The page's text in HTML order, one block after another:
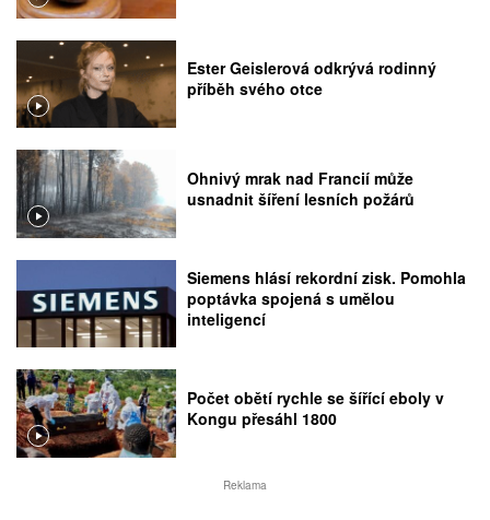
Ester Geislerová odkrývá rodinný
příběh svého otce
Ohnivý mrak nad Francií může
usnadnit šíření lesních požárů
Siemens hlásí rekordní zisk. Pomohla
poptávka spojená s umělou
inteligencí
Počet obětí rychle se šířící eboly v
Kongu přesáhl 1800
Reklama